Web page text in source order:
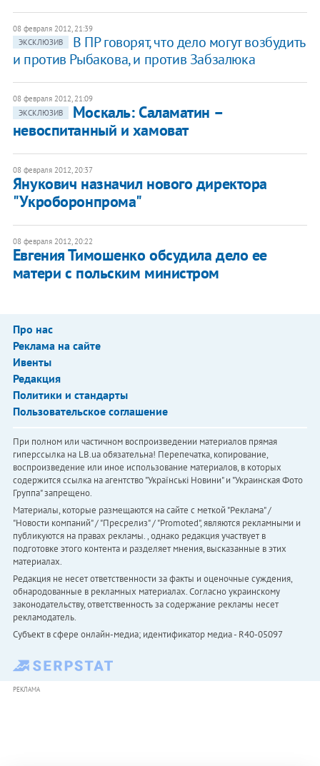
08 февраля 2012, 21:39
ЭКСКЛЮЗИВ
В ПР говорят, что дело могут возбудить
и против Рыбакова, и против Забзалюка
08 февраля 2012, 21:09
ЭКСКЛЮЗИВ
Москаль: Саламатин –
невоспитанный и хамоват
08 февраля 2012, 20:37
Янукович назначил нового директора
"Укроборонпрома"
08 февраля 2012, 20:22
Евгения Тимошенко обсудила дело ее
матери с польским министром
Про нас
Реклама на сайте
Ивенты
Редакция
Политики и стандарты
Пользовательское соглашение
При полном или частичном воспроизведении материалов прямая
гиперссылка на LB.ua обязательна! Перепечатка, копирование,
воспроизведение или иное использование материалов, в которых
содержится ссылка на агентство "Українськi Новини" и "Украинская Фото
Группа" запрещено.
Материалы, которые размещаются на сайте с меткой "Реклама" /
"Новости компаний" / "Пресрелиз" / "Promoted", являются рекламными и
публикуются на правах рекламы. , однако редакция участвует в
подготовке этого контента и разделяет мнения, высказанные в этих
материалах.
Редакция не несет ответственности за факты и оценочные суждения,
обнародованные в рекламных материалах. Согласно украинскому
законодательству, ответственность за содержание рекламы несет
рекламодатель.
Субъект в сфере онлайн-медиа; идентификатор медиа - R40-05097
РЕКЛАМА